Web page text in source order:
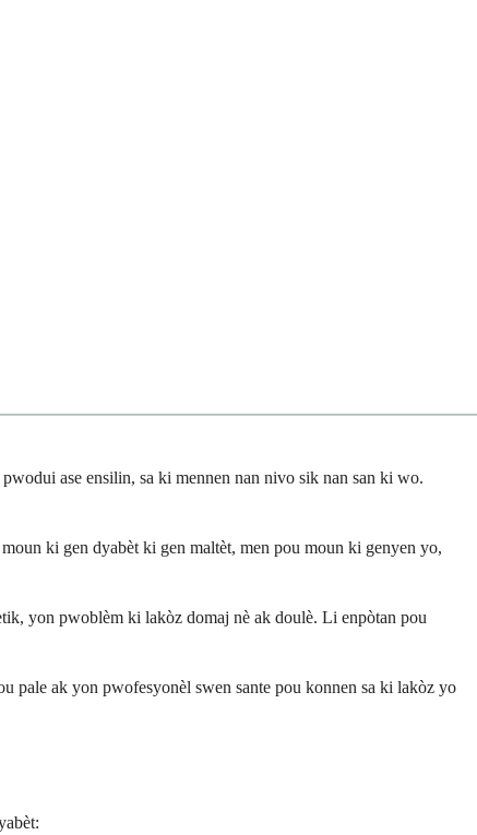
ase ensilin, sa ki mennen nan nivo sik nan san ki wo.
ki gen dyabèt ki gen maltèt, men pou moun ki genyen yo,
yon pwoblèm ki lakòz domaj nè ak doulè. Li enpòtan pou
pale ak yon pwofesyonèl swen sante pou konnen sa ki lakòz yo